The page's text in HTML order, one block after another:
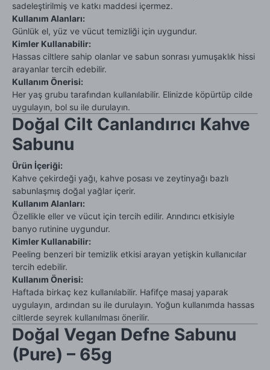
sadeleştirilmiş ve katkı maddesi içermez.
Kullanım Alanları:
Günlük el, yüz ve vücut temizliği için uygundur.
Kimler Kullanabilir:
Hassas ciltlere sahip olanlar ve sabun sonrası yumuşaklık hissi
arayanlar tercih edebilir.
Kullanım Önerisi:
Her yaş grubu tarafından kullanılabilir. Elinizde köpürtüp cilde
uygulayın, bol su ile durulayın.
Doğal Cilt Canlandırıcı Kahve
Sabunu
Ürün İçeriği:
Kahve çekirdeği yağı, kahve posası ve zeytinyağı bazlı
sabunlaşmış doğal yağlar içerir.
Kullanım Alanları:
Özellikle eller ve vücut için tercih edilir. Arındırıcı etkisiyle
banyo rutinine uygundur.
Kimler Kullanabilir:
Peeling benzeri bir temizlik etkisi arayan yetişkin kullanıcılar
tercih edebilir.
Kullanım Önerisi:
Haftada birkaç kez kullanılabilir. Hafifçe masaj yaparak
uygulayın, ardından su ile durulayın. Yoğun kullanımda hassas
ciltlerde seyrek kullanılması önerilir.
Doğal Vegan Defne Sabunu
(Pure) – 65g